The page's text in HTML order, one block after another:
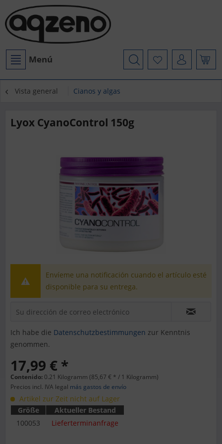
Menú
Vista general Cianos y algas
Lyox CyanoControl 150g
Envíeme una notificación cuando el artículo esté
disponible para su entrega.
Ich habe die Datenschutzbestimmungen zur Kenntnis
genommen.
17,99 € *
Contenido: 0.21 Kilogramm (85,67 € * / 1 Kilogramm)
Precios incl. IVA legal más gastos de envío
Artikel zur Zeit nicht auf Lager
Größe
Aktueller Bestand
100053
Lieferterminanfrage